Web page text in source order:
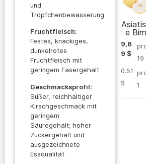
und
Tröpfchenbewässerung
Fruchtfleisch:
Festes, knackiges,
dunkelrotes
Fruchtfleisch mit
geringem Fasergehalt
Geschmacksprofil:
Süßer, reichhaltiger
Kirschgeschmack mit
geringem
Säuregehalt; hoher
Zuckergehalt und
ausgezeichnete
Essqualität
e
9,6
9 $
19
0.51
$
1